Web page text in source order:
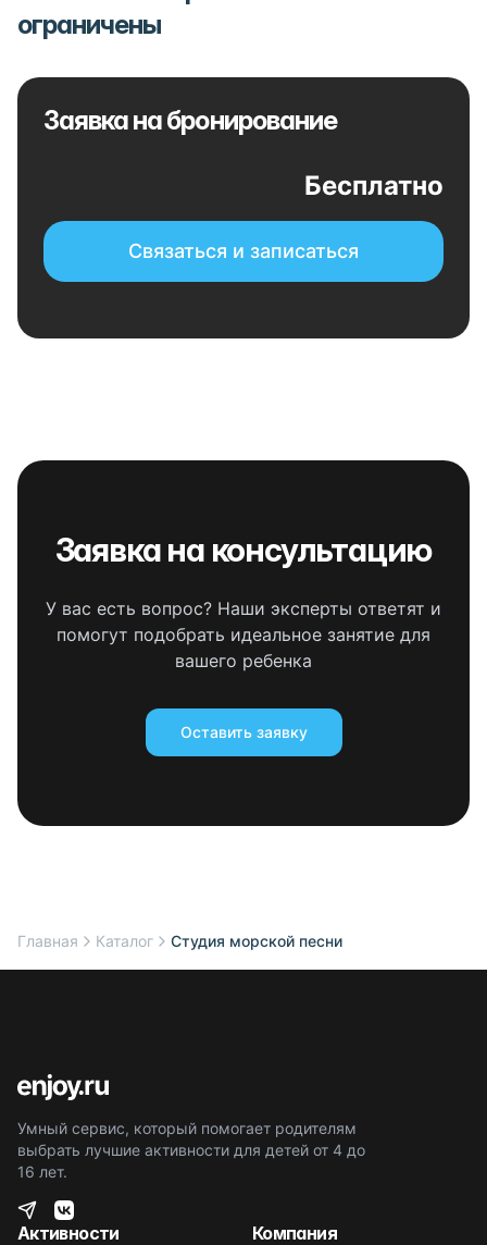
ограничены
Заявка на бронирование
Бесплатно
Связаться и записаться
Заявка на консультацию
У вас есть вопрос? Наши эксперты ответят и
помогут подобрать идеальное занятие для
вашего ребенка
Оставить заявку
Главная Каталог Студия морской песни
Умный сервис, который помогает родителям
выбрать лучшие активности для детей от 4 до
16 лет.
Активности
Компания